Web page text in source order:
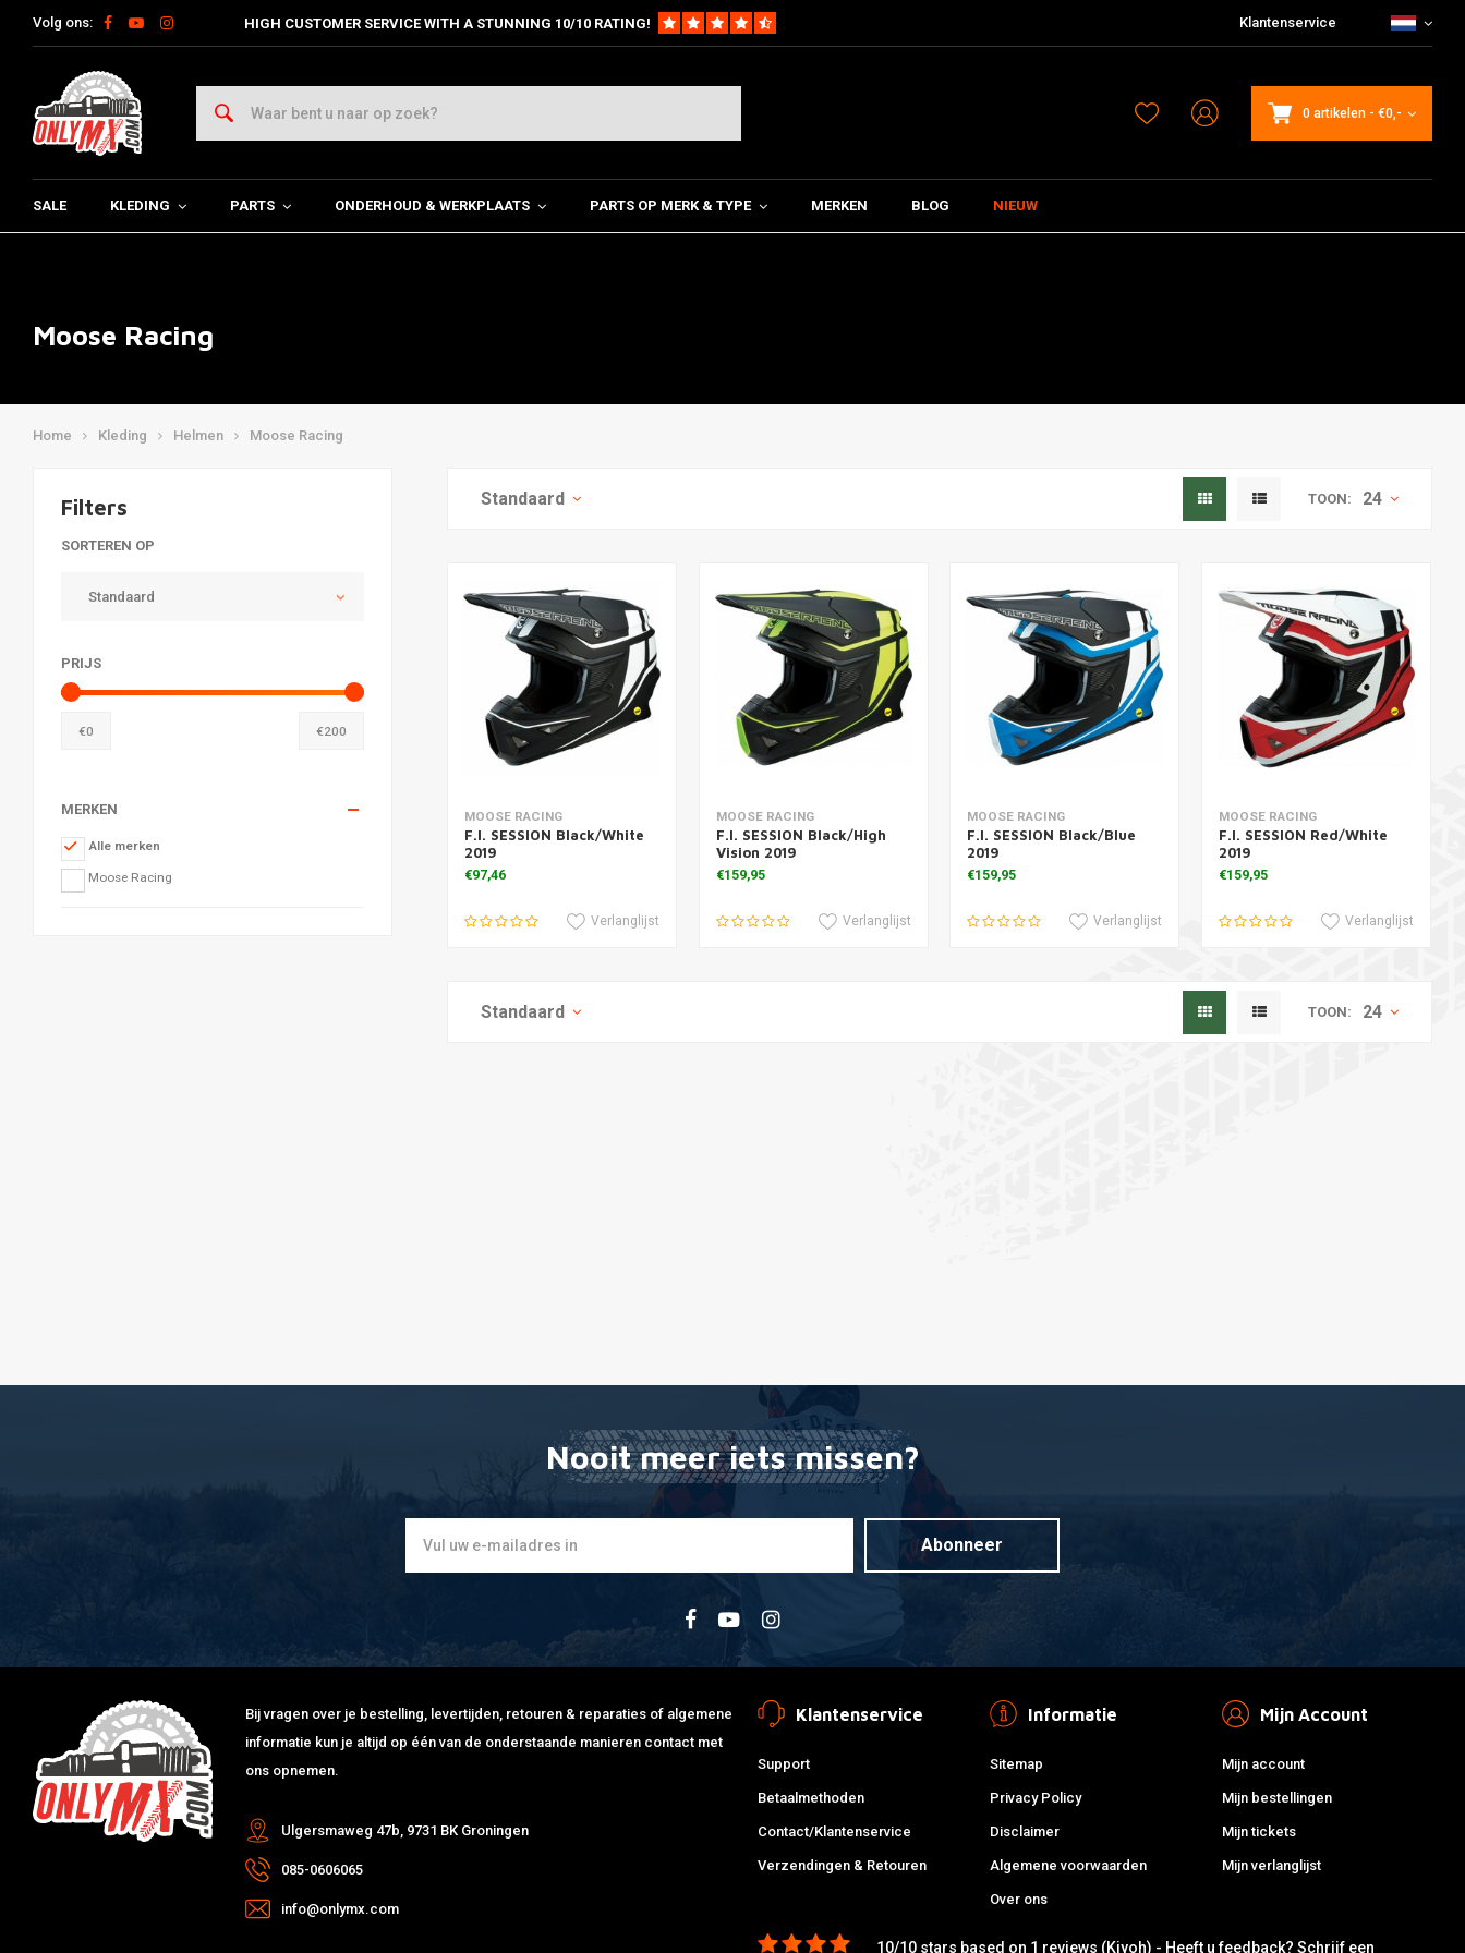
Volg ons: HIGH CUSTOMER SERVICE WITH A STUNNING 10/10 RATING! Klantenservice
0 artikelen - €0,-
SALE KLEDING PARTS ONDERHOUD & WERKPLAATS PARTS OP MERK & TYPE MERKEN BLOG NIEUW
Moose Racing
Home Kleding Helmen Moose Racing
Filters
SORTEREN OP
Standaard
PRIJS
€0 €200
MERKEN
Alle merken
Moose Racing
Standaard TOON: 24
Toevoegen aan winkelwagen
MOOSE RACING
F.I. SESSION Black/White
2019
€97,46
Verlanglijst
Toevoegen aan winkelwagen
MOOSE RACING
F.I. SESSION Black/High
Vision 2019
€159,95
Verlanglijst
Toevoegen aan winkelwagen
MOOSE RACING
F.I. SESSION Black/Blue
2019
€159,95
Verlanglijst
Toevoegen aan winkelwagen
MOOSE RACING
F.I. SESSION Red/White
2019
€159,95
Verlanglijst
Standaard TOON: 24
Nooit meer iets missen?
Abonneer
Bij vragen over je bestelling, levertijden, retouren & reparaties of algemene
informatie kun je altijd op één van de onderstaande manieren contact met
ons opnemen.
Ulgersmaweg 47b, 9731 BK Groningen
085-0606065
info@onlymx.com
Klantenservice
Support
Betaalmethoden
Contact/Klantenservice
Verzendingen & Retouren
Informatie
Sitemap
Privacy Policy
Disclaimer
Algemene voorwaarden
Over ons
Mijn Account
Mijn account
Mijn bestellingen
Mijn tickets
Mijn verlanglijst
10/10 stars based on 1 reviews (Kiyoh) - Heeft u feedback?Schrijf een